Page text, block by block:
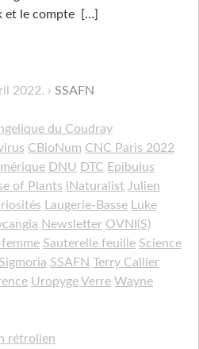
et le compte
[…]
2022. SSAFN
du Coudray
CBioNum CNC Paris 2022
DNU DTC Epibulus
of Plants iNaturalist Julien
Laugerie-Basse
Luke
Newsletter OVNI(S)
femme Sauterelle feuille Science
Sigmoria SSAFN Terry Callier
UropygeVerre Wayne
rétrolien